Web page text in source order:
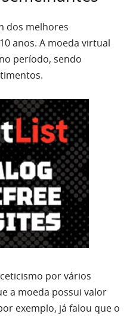
dos melhores
anos. A moeda virtual
período, sendo
por vários
a moeda possui valor
exemplo, já falou que o